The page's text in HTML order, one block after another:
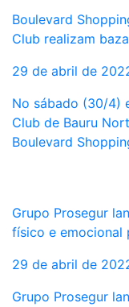
Boulevard
Club realizam
29 de abril de
No sábado (30/4)
Club de Bauru
Boulevard
Grupo Prosegur
físico e emocional
29 de abril de
Grupo Prosegur